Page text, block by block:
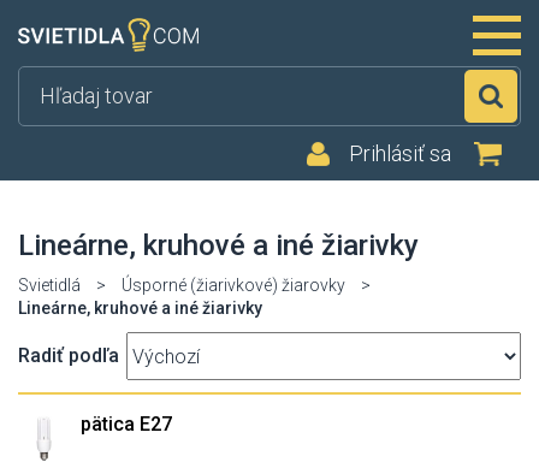
Prihlásiť sa
Lineárne, kruhové a iné žiarivky
Svietidlá > Úsporné (žiarivkové) žiarovky
>
Lineárne, kruhové a iné žiarivky
Radiť podľa
pätica E27